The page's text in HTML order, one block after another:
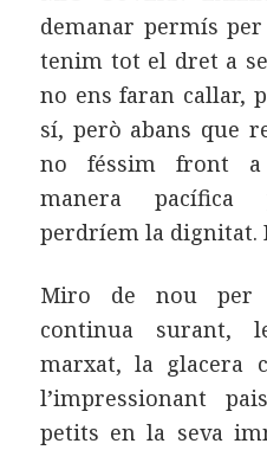
demanar permís
tenim tot el dret a
no ens faran callar,
sí, però abans que
no féssim front
manera pacífica
perdríem la dignitat.
Miro de nou per
continua surant,
marxat, la glacera
l’impressionant
petits en la seva